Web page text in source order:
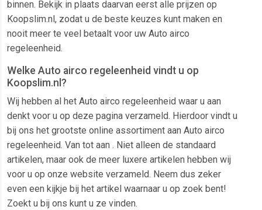
binnen. Bekijk in plaats daarvan eerst alle prijzen op
Koopslim.nl, zodat u de beste keuzes kunt maken en
nooit meer te veel betaalt voor uw Auto airco
regeleenheid.
Welke Auto airco regeleenheid vindt u op
Koopslim.nl?
Wij hebben al het Auto airco regeleenheid waar u aan
denkt voor u op deze pagina verzameld. Hierdoor vindt u
bij ons het grootste online assortiment aan Auto airco
regeleenheid. Van tot aan . Niet alleen de standaard
artikelen, maar ook de meer luxere artikelen hebben wij
voor u op onze website verzameld. Neem dus zeker
even een kijkje bij het artikel waarnaar u op zoek bent!
Zoekt u bij ons kunt u ze vinden.